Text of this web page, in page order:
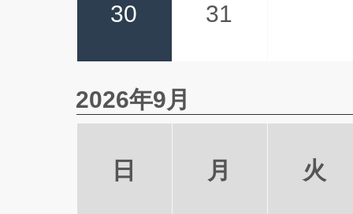
30 31
2026年9月
日 月 火